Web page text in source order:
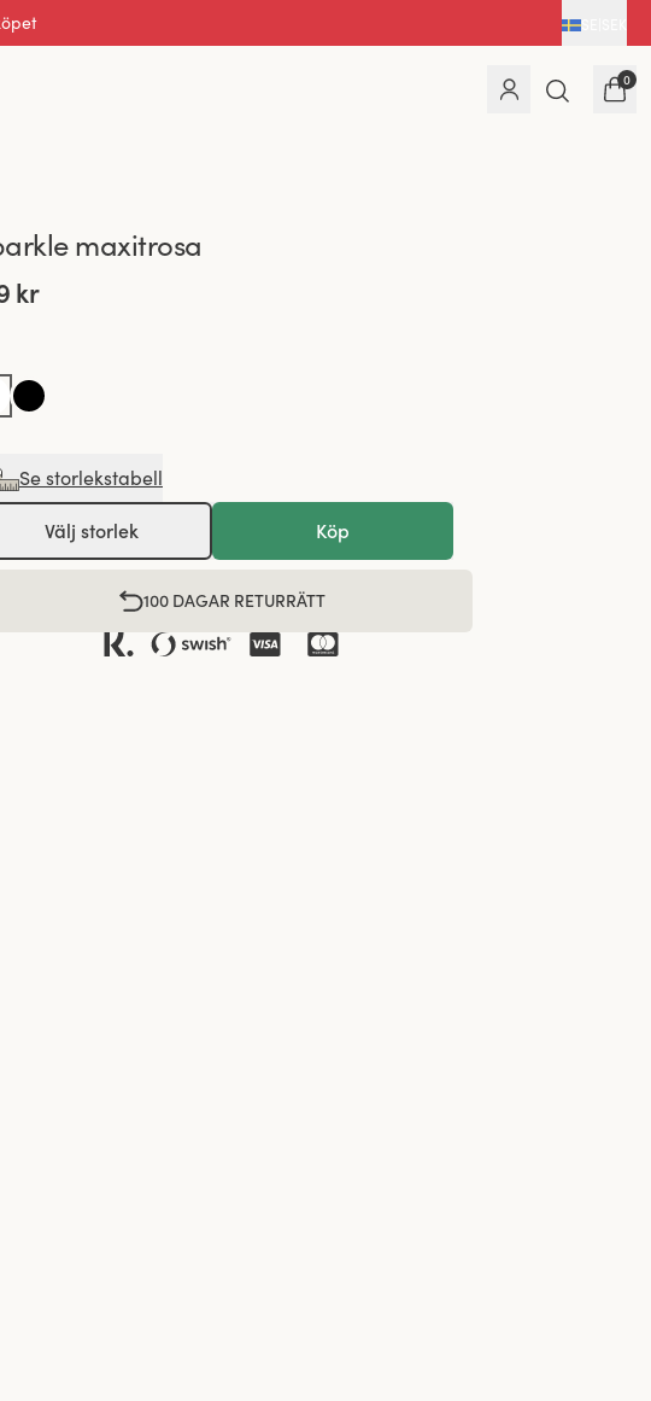
0
maxitrosa
kr
Se storlekstabell
Välj storlek Köp
100 DAGAR RETURRÄTT